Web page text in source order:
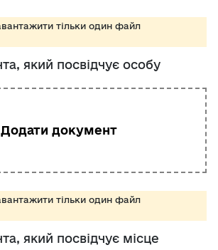
тільки один файл
який посвідчує особу
тільки один файл
який посвідчує місце